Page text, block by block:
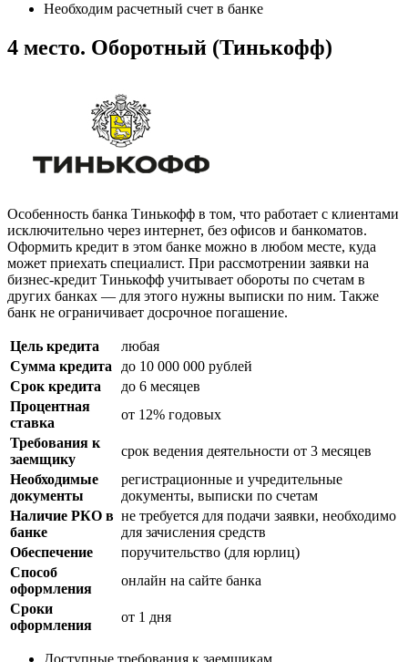
Необходим расчетный счет в банке
4 место. Оборотный (Тинькофф)
Особенность банка Тинькофф в том, что работает с клиентами
исключительно через интернет, без офисов и банкоматов.
Оформить кредит в этом банке можно в любом месте, куда
может приехать специалист. При рассмотрении заявки на
бизнес-кредит Тинькофф учитывает обороты по счетам в
других банках — для этого нужны выписки по ним. Также
банк не ограничивает досрочное погашение.
Цель кредита
любая
Сумма кредита
до 10 000 000 рублей
Срок кредита
до 6 месяцев
Процентная
ставка
от 12% годовых
Требования к
заемщику
срок ведения деятельности от 3 месяцев
Необходимые
документы
регистрационные и учредительные
документы, выписки по счетам
Наличие РКО в
банке
не требуется для подачи заявки, необходимо
для зачисления средств
Обеспечение
поручительство (для юрлиц)
Способ
оформления
онлайн на сайте банка
Сроки
оформления
от 1 дня